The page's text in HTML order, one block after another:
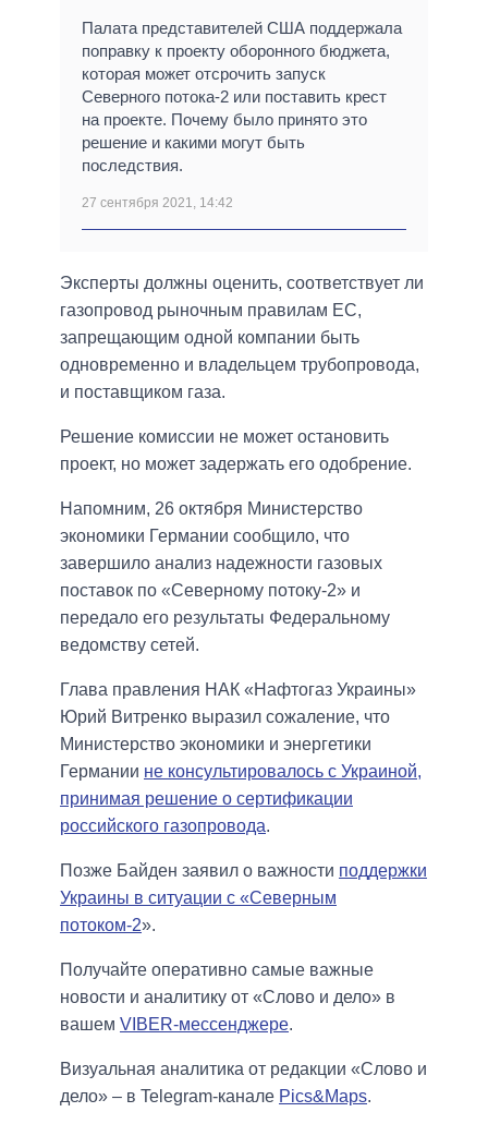
Палата представителей США поддержала
поправку к проекту оборонного бюджета,
которая может отсрочить запуск
Северного потока-2 или поставить крест
на проекте. Почему было принято это
решение и какими могут быть
последствия.
27 сентября 2021, 14:42
Эксперты должны оценить, соответствует ли
газопровод рыночным правилам ЕС,
запрещающим одной компании быть
одновременно и владельцем трубопровода,
и поставщиком газа.
Решение комиссии не может остановить
проект, но может задержать его одобрение.
Напомним, 26 октября Министерство
экономики Германии сообщило, что
завершило анализ надежности газовых
поставок по «Северному потоку-2» и
передало его результаты Федеральному
ведомству сетей.
Глава правления НАК «Нафтогаз Украины»
Юрий Витренко выразил сожаление, что
Министерство экономики и энергетики
Германии не консультировалось с Украиной,
принимая решение о сертификации
российского газопровода.
Позже Байден заявил о важности поддержки
Украины в ситуации с «Северным
потоком-2».
Получайте оперативно самые важные
новости и аналитику от «Слово и дело» в
вашем VIBER-мессенджере.
Визуальная аналитика от редакции «Слово и
дело» – в Telegram-канале Pics&Maps.